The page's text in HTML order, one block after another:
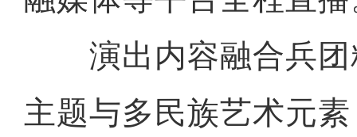
演出内容融合兵团
主题与多民族艺术元